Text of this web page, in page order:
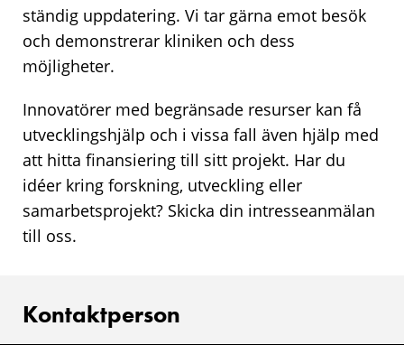
ständig uppdatering. Vi tar gärna emot besök
och demonstrerar kliniken och dess
möjligheter.
Innovatörer med begränsade resurser kan få
utvecklingshjälp och i vissa fall även hjälp med
att hitta finansiering till sitt projekt. Har du
idéer kring forskning, utveckling eller
samarbetsprojekt? Skicka din intresseanmälan
till oss.
Kontaktperson